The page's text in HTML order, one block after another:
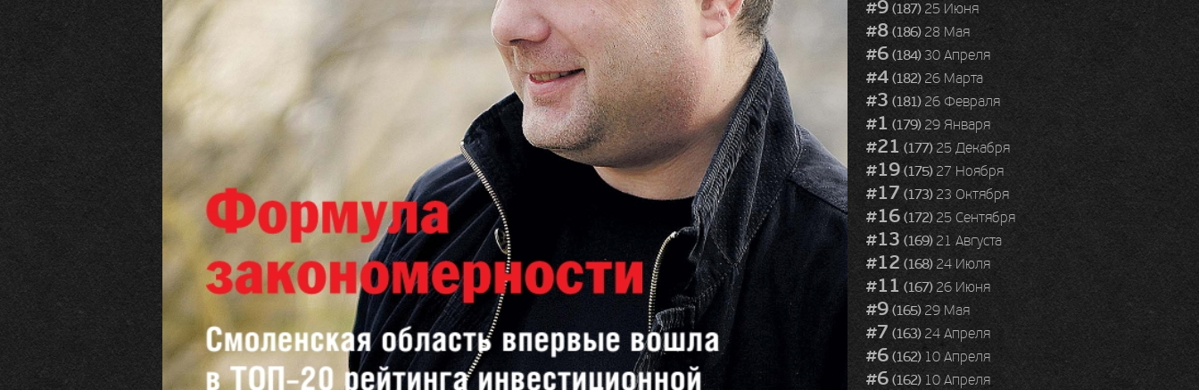
#9 (187)25 Июня
#8 (186)28 Мая
#6 (184)30 Апреля
#4 (182)26 Марта
#3 (181)26 Февраля
#1 (179)29 Января
#21 (177)25 Декабря
#19 (175)27 Ноября
#17 (173)23 Октября
#16 (172)25 Сентября
#13 (169)21 Августа
#12 (168)24 Июля
#11 (167)26 Июня
#9 (165)29 Мая
#7 (163)24 Апреля
#6 (162)10 Апреля
#6 (162)10 Апреля